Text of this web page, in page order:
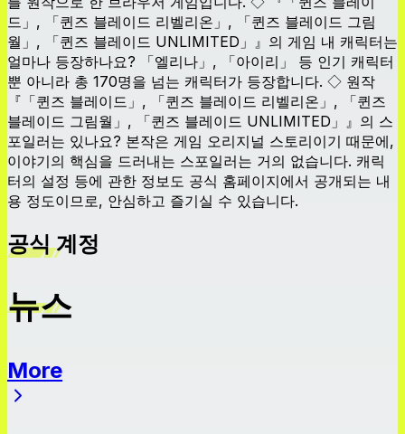
드」, 「퀸즈 블레이드 리벨리온」, 「퀸즈 블레이드 그림
월」, 「퀸즈 블레이드 UNLIMITED」』의 게임 내 캐릭터는
얼마나 등장하나요? 「엘리나」, 「아이리」 등 인기 캐릭터
뿐 아니라 총 170명을 넘는 캐릭터가 등장합니다. ◇ 원작
『「퀸즈 블레이드」, 「퀸즈 블레이드 리벨리온」, 「퀸즈
블레이드 그림월」, 「퀸즈 블레이드 UNLIMITED」』의 스
포일러는 있나요? 본작은 게임 오리지널 스토리이기 때문에,
이야기의 핵심을 드러내는 스포일러는 거의 없습니다. 캐릭
터의 설정 등에 관한 정보도 공식 홈페이지에서 공개되는 내
용 정도이므로, 안심하고 즐기실 수 있습니다.
공식 계정
뉴스
More